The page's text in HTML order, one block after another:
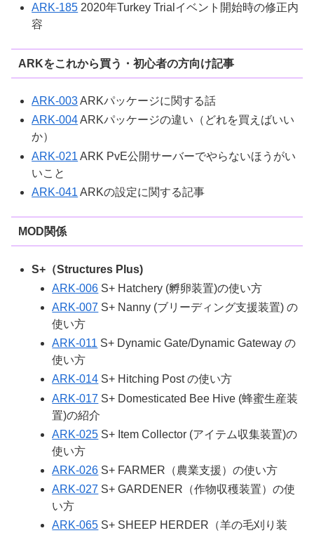
ARK-185 2020年Turkey Trialイベント開始時の修正内
容
ARKをこれから買う・初心者の方向け記事
ARK-003ARKパッケージに関する話
ARK-004ARKパッケージの違い（どれを買えばいい
か）
ARK-021 ARK PvE公開サーバーでやらないほうがい
いこと
ARK-041 ARKの設定に関する記事
MOD関係
S+（Structures Plus)
ARK-006 S+ Hatchery (孵卵装置)の使い方
ARK-007 S+ Nanny (ブリーディング支援装置) の
使い方
ARK-011 S+ Dynamic Gate/Dynamic Gateway の
使い方
ARK-014 S+ Hitching Post の使い方
ARK-017 S+ Domesticated Bee Hive (蜂蜜生産装
置)の紹介
ARK-025 S+ Item Collector (アイテム収集装置)の
使い方
ARK-026 S+ FARMER（農業支援）の使い方
ARK-027 S+ GARDENER（作物収穫装置）の使
い方
ARK-065 S+ SHEEP HERDER（羊の毛刈り装